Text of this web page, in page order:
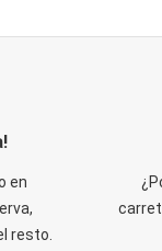
en
resto.